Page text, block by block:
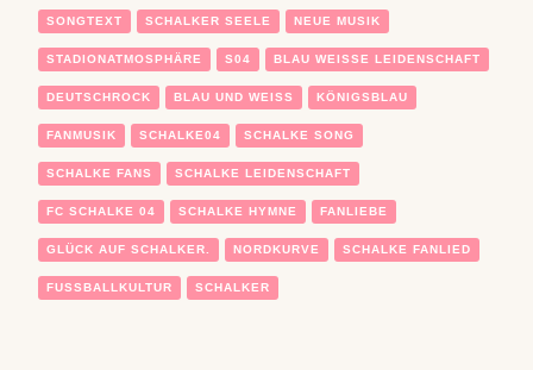
SONGTEXT SCHALKER SEELE NEUE MUSIK
STADIONATMOSPHÄRE S04 BLAU WEISSE LEIDENSCHAFT
DEUTSCHROCK BLAU UND WEISS KÖNIGSBLAU
FANMUSIK SCHALKE04 SCHALKE SONG
SCHALKE FANS SCHALKE LEIDENSCHAFT
FC SCHALKE 04 SCHALKE HYMNE FANLIEBE
GLÜCK AUF SCHALKER. NORDKURVE SCHALKE FANLIED
FUSSBALLKULTUR SCHALKER